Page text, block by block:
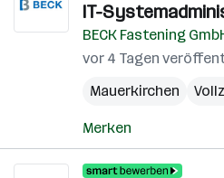
IT-
BECK Fastening
vor 4 Tagen
Mauerkirchen
Merken